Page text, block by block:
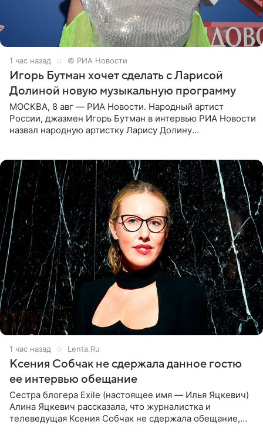
1 час назад © РИА Новости
Игорь Бутман хочет сделать с Ларисой
Долиной новую музыкальную программу
МОСКВА, 8 авг — РИА Новости. Народный артист
России, джазмен Игорь Бутман в интервью РИА Новости
назвал народную артистку Ларису Долину
1 час назад Lenta.Ru
Ксения Собчак не сдержала данное гостю
ее интервью обещание
Сестра блогера Exile (настоящее имя — Илья Яцкевич)
Алина Яцкевич рассказала, что журналистка и
телеведущая Ксения Собчак не сдержала обещание,